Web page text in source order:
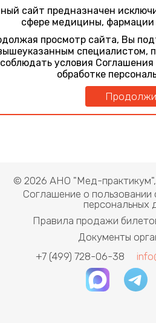
Участие в
Актуальные вопросы
10 июня 2026
Эндокринные осложнения
противоопухолевой терапии
© 2026 АНО "Мед-
Соглашение о пользовании
персональных
Правила продажи
Документы
+7 (499) 728-06-38
сайт предназначен
сфере медицины, фармации
просмотр сайта, Вы
специалистом,
соблюдать условия
обработке